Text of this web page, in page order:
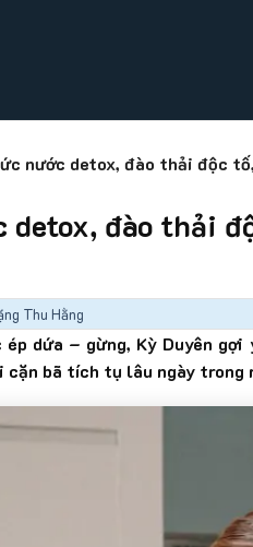
nước detox, đào thải độc
đào thải
Thu Hằng
dứa – gừng, Kỳ Duyên
bã tích tụ lâu ngày trong